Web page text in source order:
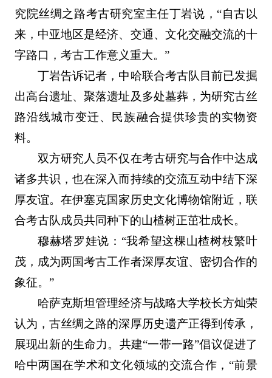
究院丝绸之路考古研究室主任丁岩说，“自古以
来，中亚地区是经济、交通、文化交融交流的十
字路口，考古工作意义重大。”
丁岩告诉记者，中哈联合考古队目前已发掘
出高台遗址、聚落遗址及多处墓葬，为研究古丝
路沿线城市变迁、民族融合提供珍贵的实物资
料。
双方研究人员不仅在考古研究与合作中达成
诸多共识，也在深入而持续的交流互动中结下深
厚友谊。在伊塞克国家历史文化博物馆附近，联
合考古队成员共同种下的山楂树正茁壮成长。
穆赫塔罗娃说：“我希望这棵山楂树枝繁叶
茂，成为两国考古工作者深厚友谊、密切合作的
象征。”
哈萨克斯坦管理经济与战略大学校长方灿荣
认为，古丝绸之路的深厚历史遗产正得到传承，
展现出新的生命力。共建“一带一路”倡议促进了
哈中两国在学术和文化领域的交流合作，“前景